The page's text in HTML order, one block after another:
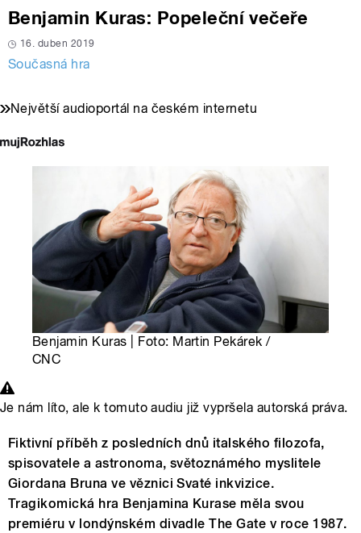
Benjamin Kuras: Popeleční večeře
16. duben 2019
Současná hra
Největší audioportál na českém internetu
Benjamin Kuras | Foto: Martin Pekárek /
CNC
Je nám líto, ale k tomuto audiu již vypršela autorská práva.
Fiktivní příběh z posledních dnů italského filozofa,
spisovatele a astronoma, světoznámého myslitele
Giordana Bruna ve věznici Svaté inkvizice.
Tragikomická hra Benjamina Kurase měla svou
premiéru v londýnském divadle The Gate v roce 1987.